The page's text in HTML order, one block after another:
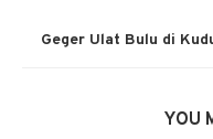
Geger Ulat Bulu di
YOU